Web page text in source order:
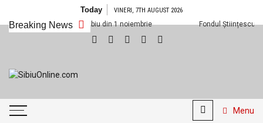
Today VINERI, 7TH AUGUST 2026
Breaking News
vedem la Cineplexx Sibiu din 1 noiembrie Fondul Științescu
Sibiu!!!
Menu